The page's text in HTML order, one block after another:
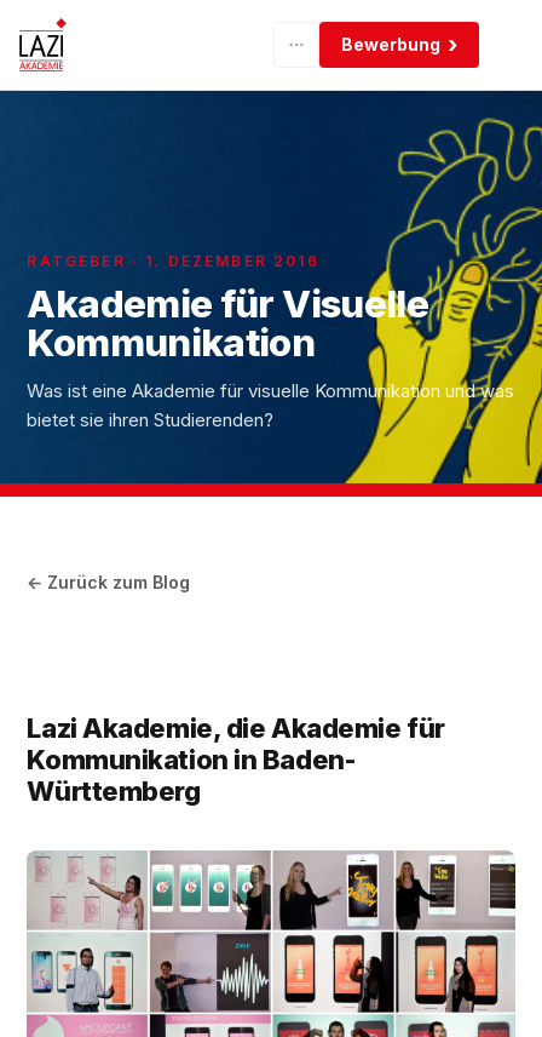
Bewerbung
RATGEBER · 1. DEZEMBER 2016
Akademie für Visuelle
Kommunikation
Was ist eine Akademie für visuelle Kommunikation und was
bietet sie ihren Studierenden?
← Zurück zum Blog
Lazi Akademie, die Akademie für
Kommunikation in Baden-
Württemberg